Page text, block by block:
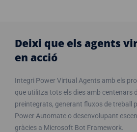
Deixi que els agents
en acció
Integri Power Virtual Agents amb els
que utilitza tots els dies amb centenars
preintegrats, generant fluxos de treball
Power Automate o desenvolupant
gràcies a Microsoft Bot Framework.